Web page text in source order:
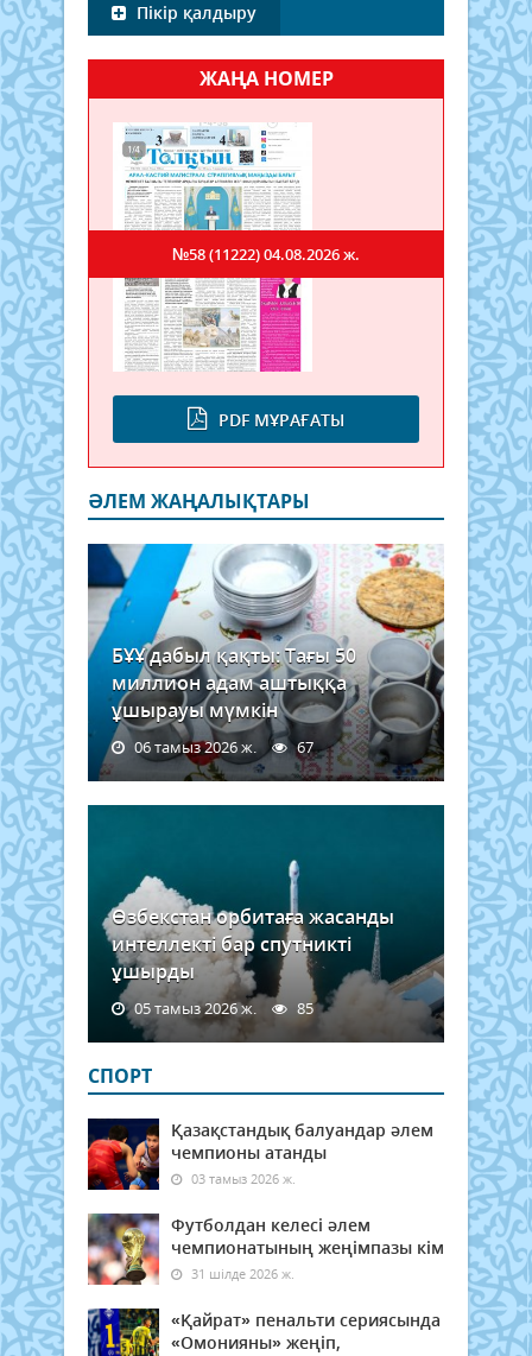
Пікір қалдыру
ЖАҢА НОМЕР
PDF МҰРАҒАТЫ
№58 (11222)04.08.2026 ж.
ӘЛЕМ ЖАҢАЛЫҚТАРЫ
БҰҰ дабыл қақты: Тағы 50
миллион адам аштыққа
ұшырауы мүмкін
06 тамыз 2026 ж. 67
Өзбекстан орбитаға жасанды
интеллекті бар спутникті
ұшырды
05 тамыз 2026 ж. 85
СПОРТ
Қазақстандық балуандар әлем
чемпионы атанды
03 тамыз 2026 ж.
Футболдан келесі әлем
чемпионатының жеңімпазы кім
31 шілде 2026 ж.
«Қайрат» пенальти сериясында
«Омонияны» жеңіп,